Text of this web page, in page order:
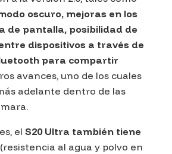
oscuro, mejoras en los
de pantalla, posibilidad de
dispositivos a través de
para compartir
avances, uno de los cuales
adelante dentro de las
el S20 Ultra también tiene
al agua y polvo en